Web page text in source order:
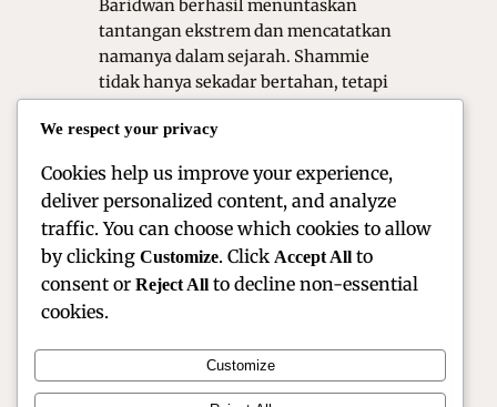
Baridwan berhasil menuntaskan
tantangan ekstrem dan mencatatkan
namanya dalam sejarah. Shammie
tidak hanya sekadar bertahan, tetapi
yang luar biasa, menjadikannya
We respect your privacy
Cookies help us improve your experience,
deliver personalized content, and analyze
traffic. You can choose which cookies to allow
by clicking Customize. Click Accept All to
consent or Reject All to decline non-essential
cookies.
Customize